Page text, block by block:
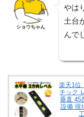
ショウちゃん
やは
土台
んで
楽天1位
チック
垂直 45
設備 現